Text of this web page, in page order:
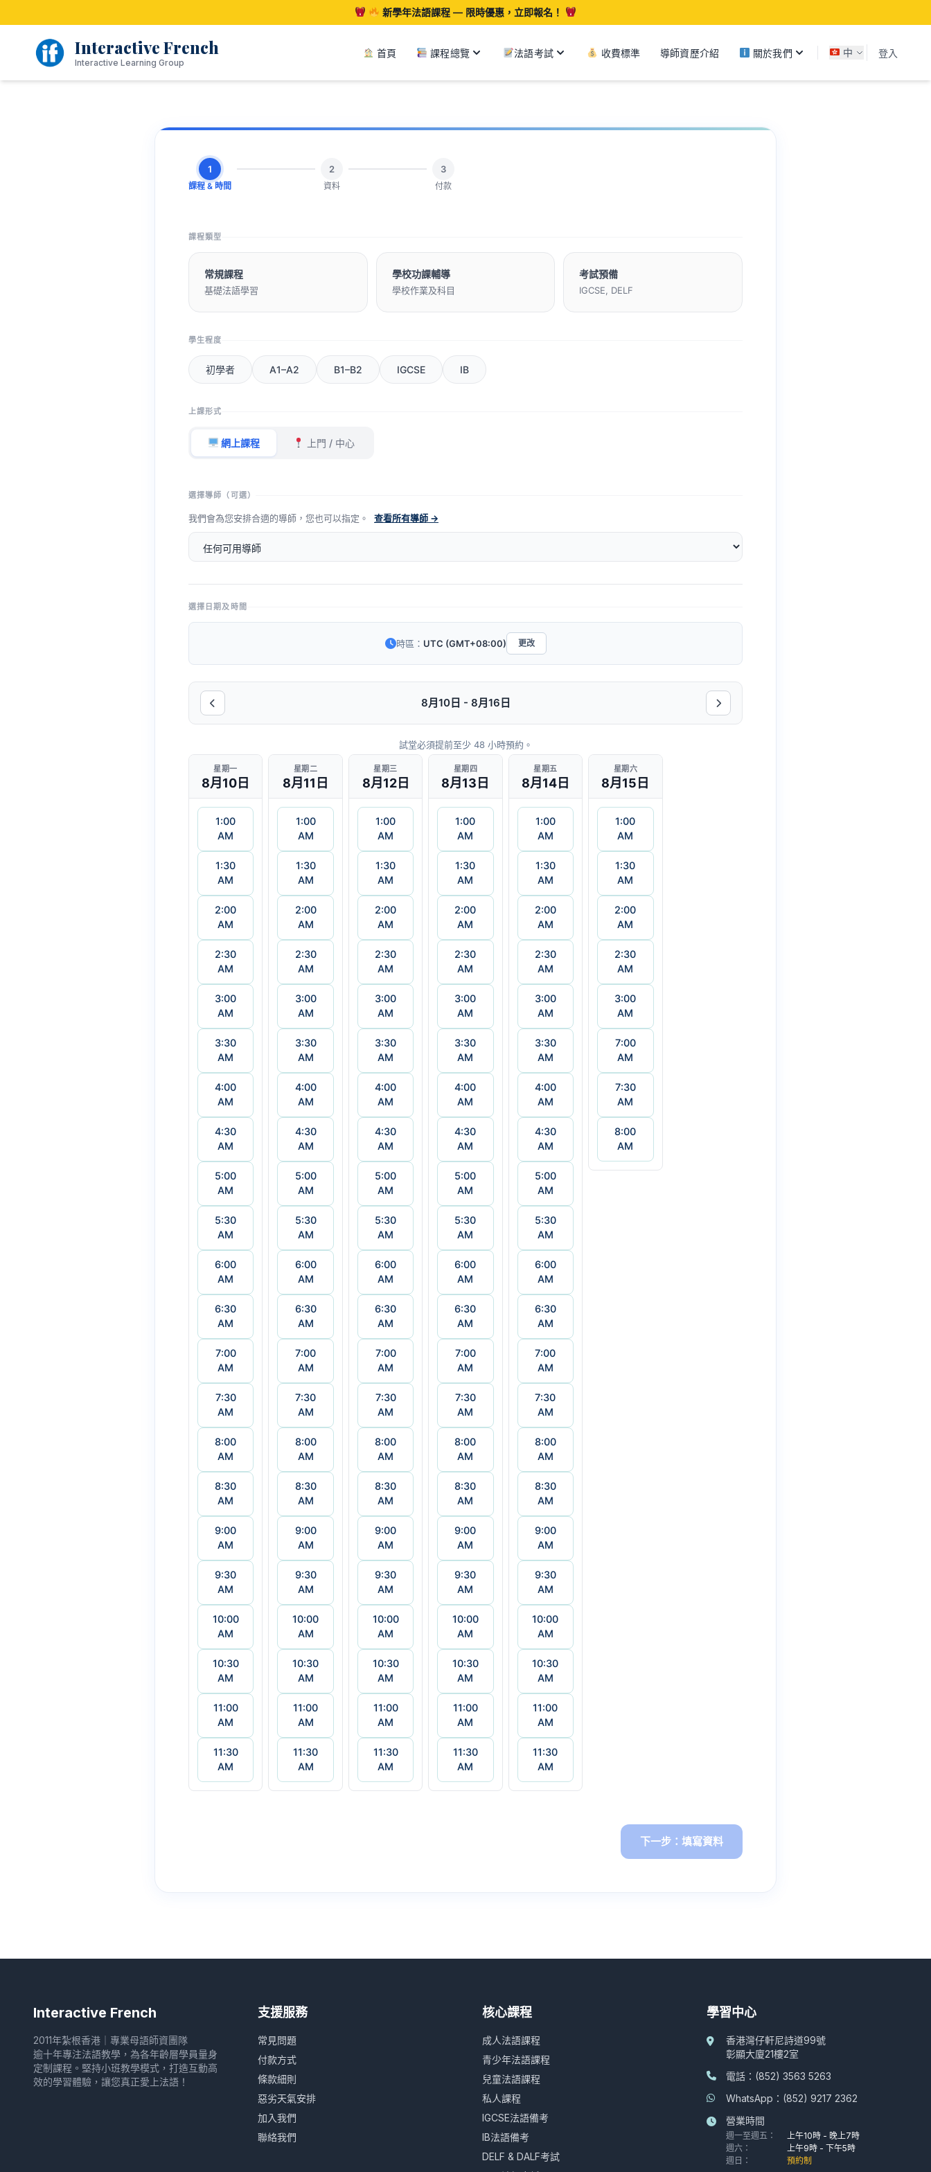
至
新學年法語課程 — 限時優惠，立即報名！
Interactive French
Interactive Learning Group
首頁 課程總覽 法語考試 收費標準 導師資歷介紹 關於我們 中 登入
1
課程 & 時間
2
資料
3
付款
課程類型
常規課程
基礎法語學習
學校功課輔導
學校作業及科目
考試預備
IGCSE, DELF
學生程度
初學者 A1–A2 B1–B2 IGCSE IB
上課形式
網上課程 上門 / 中心
選擇導師（可選）
我們會為您安排合適的導師，您也可以指定。 查看所有導師 →
選擇日期及時間
時區： UTC (GMT+08:00) 更改
8月10日 - 8月16日
試堂必須提前至少 48 小時預約。
星期一
8月10日
1:00
AM
1:30
AM
2:00
AM
2:30
AM
3:00
AM
3:30
AM
4:00
AM
4:30
AM
5:00
AM
5:30
AM
6:00
AM
6:30
AM
7:00
AM
7:30
AM
8:00
AM
8:30
AM
9:00
AM
9:30
AM
10:00
AM
10:30
AM
11:00
AM
11:30
AM
星期二
8月11日
1:00
AM
1:30
AM
2:00
AM
2:30
AM
3:00
AM
3:30
AM
4:00
AM
4:30
AM
5:00
AM
5:30
AM
6:00
AM
6:30
AM
7:00
AM
7:30
AM
8:00
AM
8:30
AM
9:00
AM
9:30
AM
10:00
AM
10:30
AM
11:00
AM
11:30
AM
星期三
8月12日
1:00
AM
1:30
AM
2:00
AM
2:30
AM
3:00
AM
3:30
AM
4:00
AM
4:30
AM
5:00
AM
5:30
AM
6:00
AM
6:30
AM
7:00
AM
7:30
AM
8:00
AM
8:30
AM
9:00
AM
9:30
AM
10:00
AM
10:30
AM
11:00
AM
11:30
AM
星期四
8月13日
1:00
AM
1:30
AM
2:00
AM
2:30
AM
3:00
AM
3:30
AM
4:00
AM
4:30
AM
5:00
AM
5:30
AM
6:00
AM
6:30
AM
7:00
AM
7:30
AM
8:00
AM
8:30
AM
9:00
AM
9:30
AM
10:00
AM
10:30
AM
11:00
AM
11:30
AM
星期五
8月14日
1:00
AM
1:30
AM
2:00
AM
2:30
AM
3:00
AM
3:30
AM
4:00
AM
4:30
AM
5:00
AM
5:30
AM
6:00
AM
6:30
AM
7:00
AM
7:30
AM
8:00
AM
8:30
AM
9:00
AM
9:30
AM
10:00
AM
10:30
AM
11:00
AM
11:30
AM
星期六
8月15日
1:00
AM
1:30
AM
2:00
AM
2:30
AM
3:00
AM
7:00
AM
7:30
AM
8:00
AM
下一步：填寫資料
Interactive French
2011年紮根香港｜專業母語師資團隊
逾十年專注法語教學，為各年齡層學員量身
定制課程。堅持小班教學模式，打造互動高
效的學習體驗，讓您真正愛上法語！
支援服務
常見問題
付款方式
條款細則
惡劣天氣安排
加入我們
聯絡我們
核心課程
成人法語課程
青少年法語課程
兒童法語課程
私人課程
IGCSE法語備考
IB法語備考
DELF & DALF考試
學習中心
香港灣仔軒尼詩道99號
彰顯大廈21樓2室
電話：(852) 3563 5263
WhatsApp：(852) 9217 2362
營業時間
週一至週五：
上午10時 - 晚上7時
週六：
上午9時 - 下午5時
週日：
預約制